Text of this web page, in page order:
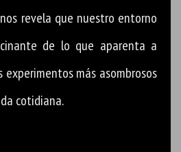
revela que nuestro entorno
de lo que aparenta a
más asombrosos
cotidiana.